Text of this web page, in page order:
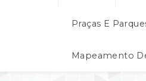
Praças E
Mapeamento